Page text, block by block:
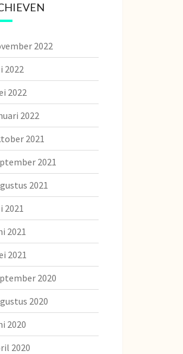
2022
2022
2022
2022
2021
2021
2021
2021
2021
2021
2020
2020
2020
2020